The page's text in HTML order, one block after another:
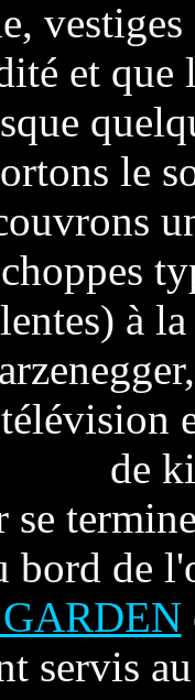
et que
le
à
de
se
bord de
servis